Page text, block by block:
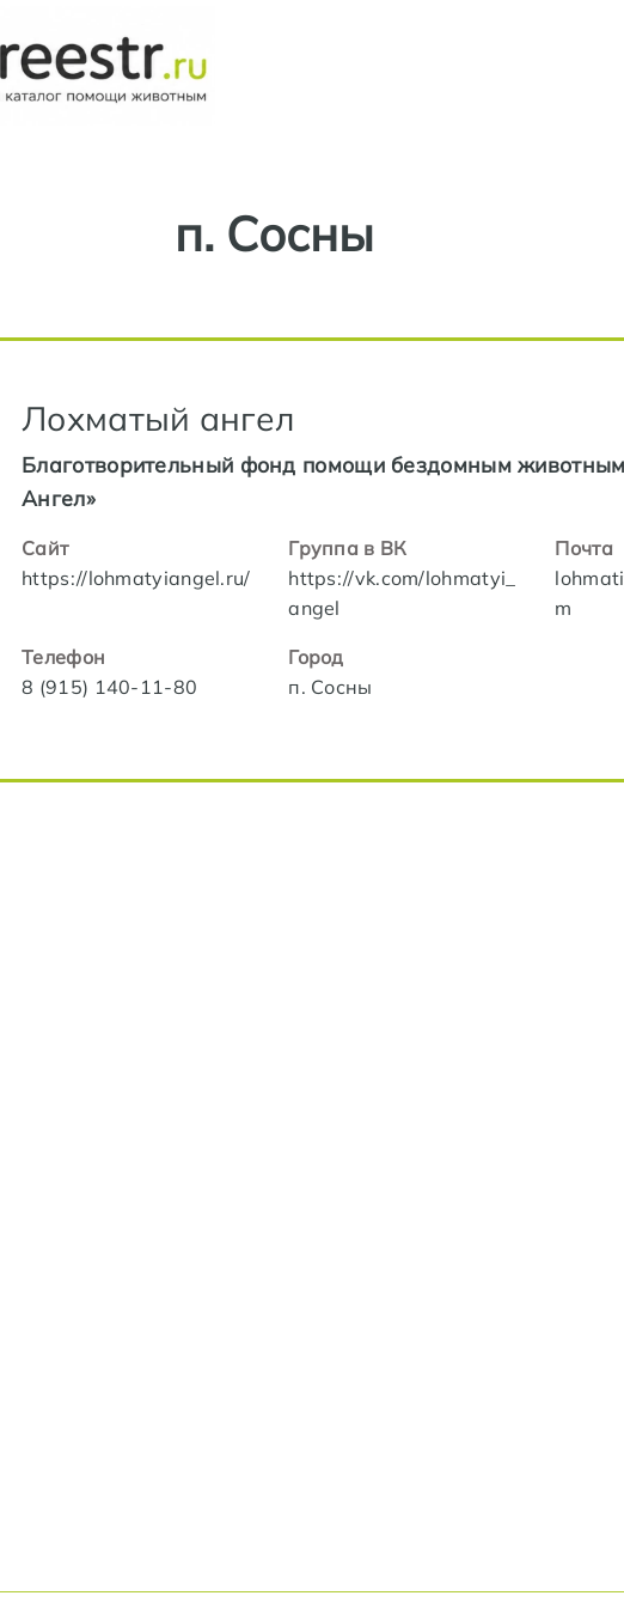
п. Сосны
Лохматый ангел
Благотворительный фонд помощи бездомным
Ангел»
Сайт
https://lohmatyiangel.ru/
Группа в ВК
https://vk.com/lohmatyi_
angel
Почта
m
Телефон
8 (915) 140-11-80
Город
п. Сосны